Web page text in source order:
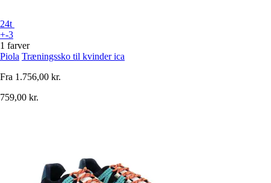
24t
+-3
1 farver
Piola Træningssko til kvinder ica
Fra 1.756,00 kr.
759,00 kr.